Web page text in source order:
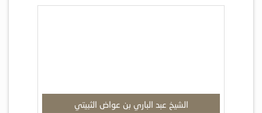
الشيخ عبد الباري بن عواض الثبيتي